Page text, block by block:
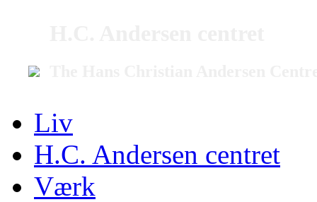
Liv
H.C. Andersen centret
Værk